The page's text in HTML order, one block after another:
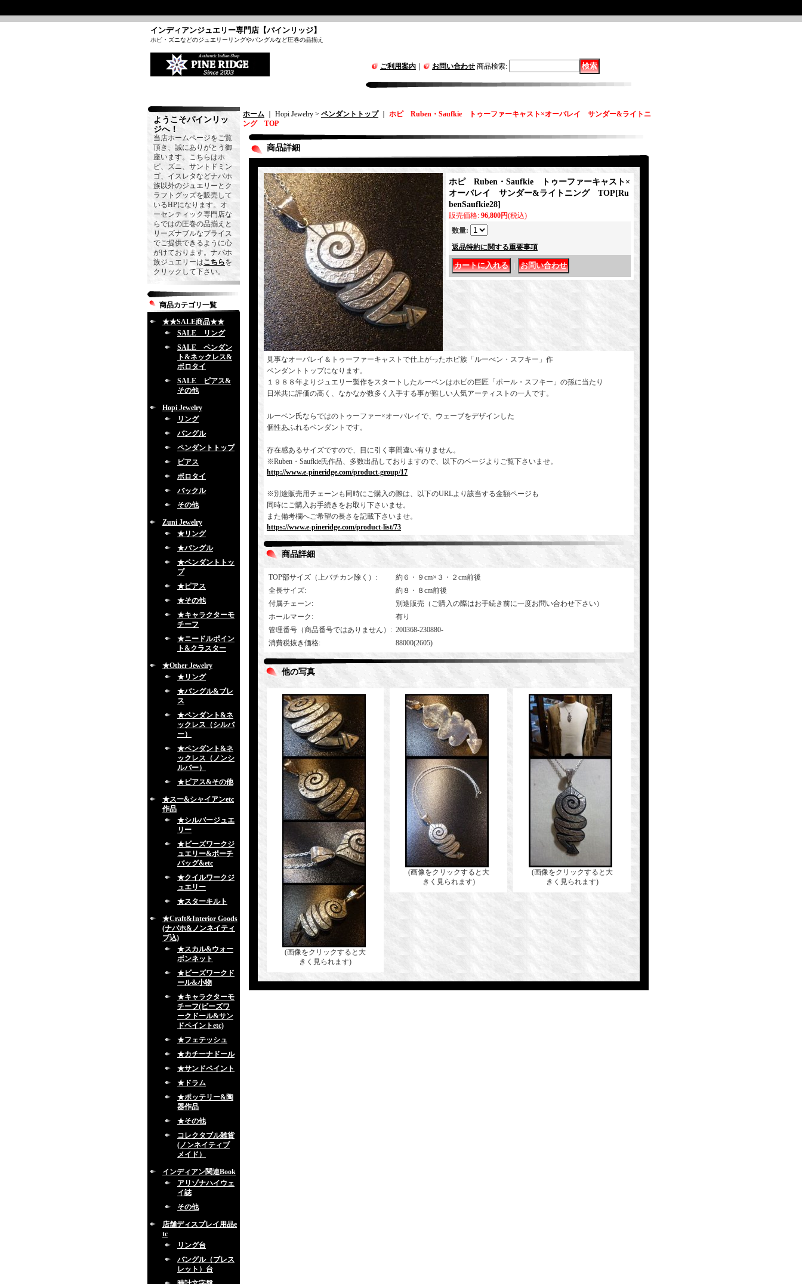
インディアンジュエリー専門店【パインリッジ】
ホピ・ズニなどのジュエリーリングやバングルなど圧巻の品揃え
ご利用案内 お問い合わせ 商品検索:
ようこそパインリッ
ジへ！
当店ホームページをご覧
頂き、誠にありがとう御
座います。こちらはホ
ピ、ズニ、サントドミン
ゴ、イスレタなどナバホ
族以外のジュエリーとク
ラフトグッズを販売して
いるHPになります。オ
ーセンティック専門店な
らではの圧巻の品揃えと
リーズナブルなプライス
でご提供できるように心
がけております。ナバホ
族ジュエリーはこちらを
クリックして下さい。
商品カテゴリ一覧
★★SALE商品★★
SALE リング
SALE ペンダン
ト&ネックレス&
ボロタイ
SALE ピアス&
その他
Hopi Jewelry
リング
バングル
ペンダントトップ
ピアス
ボロタイ
バックル
その他
Zuni Jewelry
★リング
★バングル
★ペンダントトッ
プ
★ピアス
★その他
★キャラクターモ
チーフ
★ニードルポイン
ト&クラスター
★Other Jewelry
★リング
★バングル&ブレ
ス
★ペンダント&ネ
ックレス（シルバ
ー）
★ペンダント&ネ
ックレス（ノンシ
ルバー）
★ピアス&その他
★スー&シャイアンetc
作品
★シルバージュエ
リー
★ビーズワークジ
ュエリー&ポーチ
バッグ&etc
★クイルワークジ
ュエリー
★スターキルト
★Craft&Interior Goods
(ナバホ&ノンネイティ
ブ込)
★スカル&ウォー
ボンネット
★ビーズワークド
ール&小物
★キャラクターモ
チーフ(ビーズワ
ークドール&サン
ドペイントetc)
★フェテッシュ
★カチーナドール
★サンドペイント
★ドラム
★ポッテリー&陶
器作品
★その他
コレクタブル雑貨
(ノンネイティブ
メイド）
インディアン関連Book
アリゾナハイウェ
イ誌
その他
店舗ディスプレイ用品e
tc
リング台
バングル（ブレス
レット）台
ホーム ｜ Hopi Jewelry > ペンダントトップ｜ ホピ Ruben・Saufkie トゥーファーキャスト×オーバレイ サンダー&ライトニ
ング TOP
商品詳細
ホピ Ruben・Saufkie トゥーファーキャスト×
オーバレイ サンダー&ライトニング TOP [Ru
benSaufkie28]
販売価格: 96,800円(税込)
数量:
返品特約に関する重要事項
見事なオーバレイ＆トゥーファーキャストで仕上がったホピ族「ルーべン・スフキー」作
ペンダントトップになります。
１９８８年よりジュエリー製作をスタートしたルーベンはホピの巨匠「ポール・スフキー」の孫に当たり
日米共に評価の高く、なかなか数多く入手する事が難しい人気アーティストの一人です。
ルーベン氏ならではのトゥーファー×オーバレイで、ウェーブをデザインした
個性あふれるペンダントです。
存在感あるサイズですので、目に引く事間違い有りません。
※Ruben・Saufkie氏作品、多数出品しておりますので、以下のページよりご覧下さいませ。
http://www.e-pineridge.com/product-group/17
※別途販売用チェーンも同時にご購入の際は、以下のURLより該当する金額ページも
同時にご購入お手続きをお取り下さいませ。
また備考欄へご希望の長さを記載下さいませ。
https://www.e-pineridge.com/product-list/73
商品詳細
TOP部サイズ（上バチカン除く） :
約６・９cm×３・２cm前後
全長サイズ:
約８・８cm前後
付属チェーン:
別途販売（ご購入の際はお手続き前に一度お問い合わせ下さい）
ホールマーク :
有り
管理番号（商品番号ではありません） : 200368-230880-
消費税抜き価格: 88000(2605)
他の写真
(画像をクリックすると大
きく見られます)
(画像をクリックすると大
きく見られます)
(画像をクリックすると大
きく見られます)